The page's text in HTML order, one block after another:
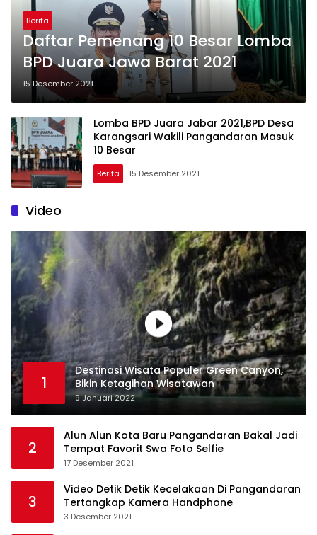
Berita
Daftar Pemenang 10 Besar Lomba
BPD Juara Jawa Barat 2021
15 Desember 2021
Lomba BPD Juara Jabar 2021,BPD Desa
Karangsari Wakili Pangandaran Masuk
10 Besar
Berita 15 Desember 2021
Video
1
Destinasi Wisata Populer Green Canyon,
Bikin Ketagihan Wisatawan
9 Januari 2022
2
Alun Alun Kota Baru Pangandaran Bakal Jadi
Tempat Favorit Swa Foto Selfie
17 Desember 2021
3
Video Detik Detik Kecelakaan Di Pangandaran
Tertangkap Kamera Handphone
3 Desember 2021